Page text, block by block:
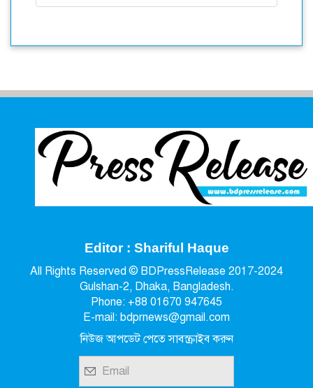
Editor : Shariful Haque
All Rights Reserved © BDPressRelease 2017-2024
Gulshan-2, Dhaka, Bangladesh.
Phone: +88 01670 947645
E-mail: bdprnews@gmail.com
নিউজ আপডেট পেতে সাবস্ক্রাইব করুন